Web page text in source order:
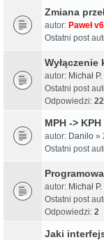
Zmiana
autor: Paweł v6
Ostatni post
Wyłączenie
autor: Michał P.
Ostatni post
Odpowiedzi: 22
MPH -> KPH
autor: Danilo »
Ostatni post
autor: Michał P.
Ostatni post
Odpowiedzi: 2
Jaki